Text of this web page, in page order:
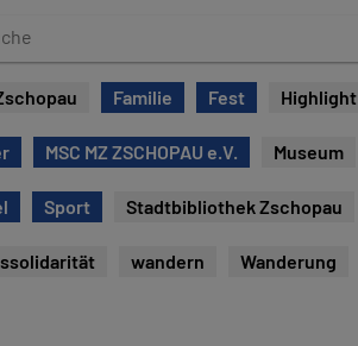
Familie Fest Highlight
MSC MZ ZSCHOPAU e.V. Museum
Sport Stadtbibliothek Zschopau
wandern Wanderung